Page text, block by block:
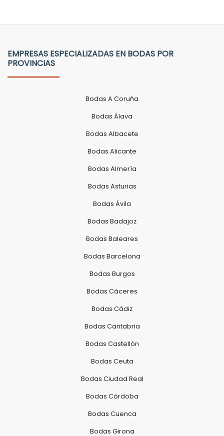
EMPRESAS ESPECIALIZADAS EN BODAS POR
PROVINCIAS
Bodas A Coruña
Bodas Álava
Bodas Albacete
Bodas Alicante
Bodas Almería
Bodas Asturias
Bodas Ávila
Bodas Badajoz
Bodas Baleares
Bodas Barcelona
Bodas Burgos
Bodas Cáceres
Bodas Cádiz
Bodas Cantabria
Bodas Castellón
Bodas Ceuta
Bodas Ciudad Real
Bodas Córdoba
Bodas Cuenca
Bodas Girona